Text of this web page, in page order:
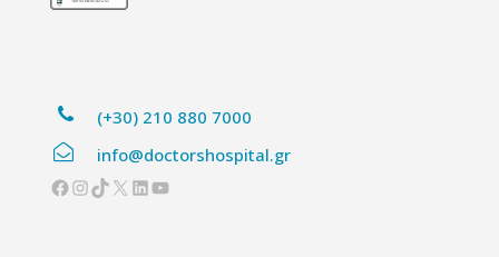
(+30) 210 880 7000
info@doctorshospital.gr
Facebook
Instagram
TikTok
X Linkedin
YouTube